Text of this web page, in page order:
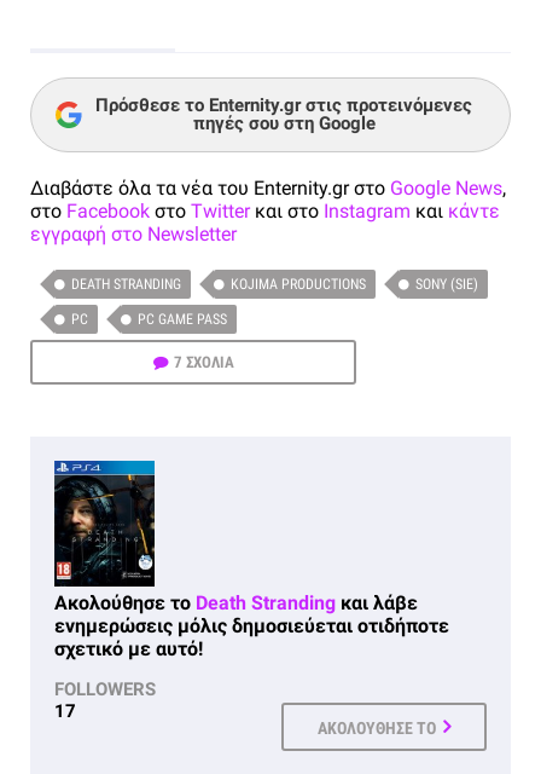
Πρόσθεσε το Enternity.gr στις προτεινόμενες
πηγές σου στη Google
Διαβάστε όλα τα νέα του Enternity.gr στο Google News,
στο Facebook στο Twitterκαι στο Instagram και κάντε
εγγραφή στο Newsletter
DEATH STRANDING KOJIMA PRODUCTIONS SONY (SIE)
PC PC GAME PASS
7 ΣΧΟΛΙΑ
Ακολούθησε το Death Stranding και λάβε
ενημερώσεις μόλις δημοσιεύεται οτιδήποτε
σχετικό με αυτό!
FOLLOWERS
17
ΑΚΟΛΟΥΘΗΣΕ ΤΟ